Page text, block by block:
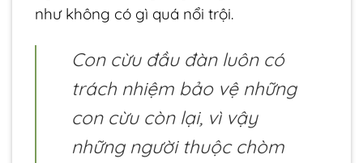
như không có gì quá nổi trội.
Con cừu đầu đàn luôn có
trách nhiệm bảo vệ những
con cừu còn lại, vì vậy
những người thuộc chòm